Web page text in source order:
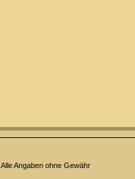
Alle Angaben ohne Gewähr